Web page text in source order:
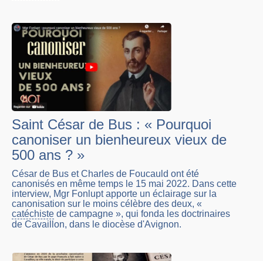
Saint César de Bus : « Pourquoi
canoniser un bienheureux vieux de
500 ans ? »
César de Bus et Charles de Foucauld ont été
canonisés en même temps le 15 mai 2022. Dans cette
interview, Mgr Fonlupt apporte un éclairage sur la
canonisation sur le moins célèbre des deux, «
catéchiste de campagne », qui fonda les doctrinaires
de Cavaillon, dans le diocèse d'Avignon.